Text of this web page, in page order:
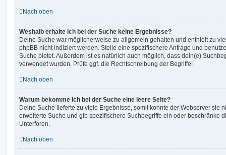
Nach oben
Weshalb erhalte ich bei der Suche keine Ergebnisse?
Deine Suche war möglicherweise zu allgemein gehalten und enthielt zu
phpBB nicht indiziert werden. Stelle eine spezifischere Anfrage und
Suche bietet. Außerdem ist es natürlich auch möglich, dass dein(e)
verwendet wurden. Prüfe ggf. die Rechtschreibung der Begriffe!
Nach oben
Warum bekomme ich bei der Suche eine leere Seite?
Deine Suche lieferte zu viele Ergebnisse, somit konnte der Webserver sie
erweiterte Suche und gib spezifischere Suchbegriffe ein oder beschränke
Unterforen.
Nach oben